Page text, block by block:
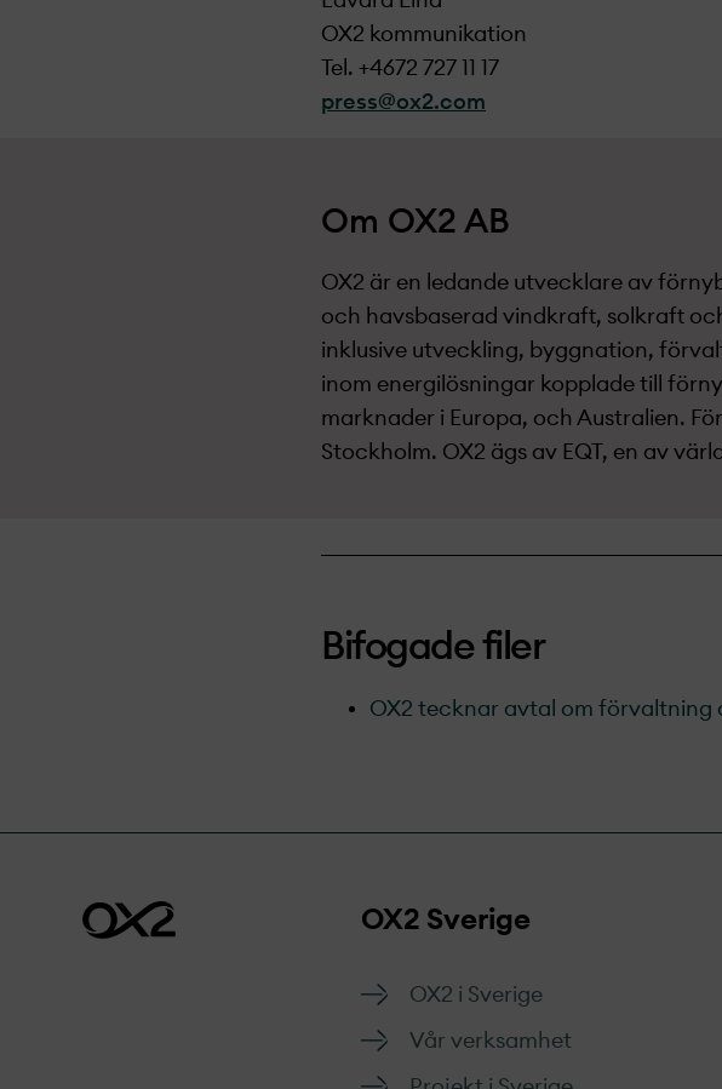
OX2 kommunikation
Tel. +4672 727 11 17
press@ox2.com
Om OX2 AB
OX2 är en ledande utvecklare av
och havsbaserad vindkraft, solkraft
inklusive utveckling, byggnation,
inom energilösningar kopplade till
marknader i Europa, och Australien.
Stockholm. OX2 ägs av EQT, en av
Bifogade filer
OX2 tecknar avtal om förvaltning
OX2 Sverige
OX2 i Sverige
Vår verksamhet